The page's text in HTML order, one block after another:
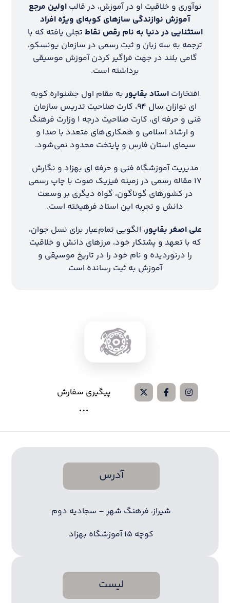
نوآوری و خلاقیت او در آموزش، در قالباولین مرجع
آموزش نوازندگی سازهای کوبه‌ای ویژه افراد
استثنایی در دنیا به نام رقص نقاط تجلی یافته که با
ترجمه به سه زبان و ثبت رسمی در سازمان یونسکو،
گامی بلند در جهت فراگیر کردن آموزش موسیقی
برداشته است.
افتخاراتاستاد بقاپوربه مقام اول جشنواره کوبه
ای نوازان سال ۹۴، کارت صلاحیت تدریس سازمان
فنی و حرفه ای، کارت صلاحیت درجه ۱ وزارت فرهنگ
و ارشاد اسلامی و همکاری‌های متعدد با صدا و
سیمای استان فارس و پایتخت محدود نمی‌شود.
مدیریت آموزشگاه فنی و حرفه ای بهزاد و نگارش
۱۷ مقاله رسمی در زمینه فیزیک صوت با چاپ رسمی
در کشورهای گوناگون، گواه دیگری بر وسعت
دانش و تجربه این استاد فرهیخته است.
علی اصغر بقاپور، الگویی تمام‌عیار برای نسل جوان،
که با تعهد و پشتکار خود، مرزهای دانش و خلاقیت
را درنوردیده و نام خود را در تاریخ موسیقی و
آموزش به ثبت رسانده است
پیگیری سفارش
آدرس
شیراز، فرهنگ شهر – سجادیه دوم
کوچه ۱۵ آموزشگاه بهزاد
لیست